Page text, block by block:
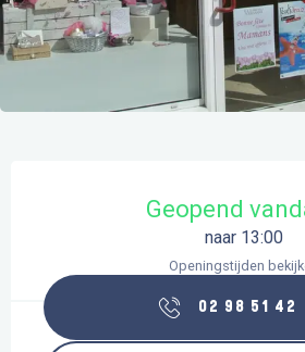
Geopend
naar 13:00
Openingstijden
02 98 51 42